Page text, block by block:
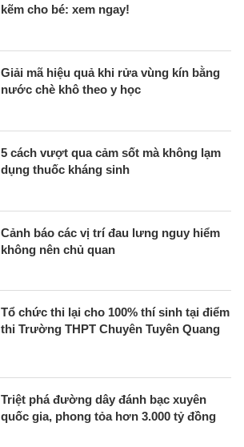
kẽm cho bé: xem ngay!
Giải mã hiệu quả khi rửa vùng kín bằng
nước chè khô theo y học
5 cách vượt qua cảm sốt mà không lạm
dụng thuốc kháng sinh
Cảnh báo các vị trí đau lưng nguy hiểm
không nên chủ quan
Tổ chức thi lại cho 100% thí sinh tại điểm
thi Trường THPT Chuyên Tuyên Quang
Triệt phá đường dây đánh bạc xuyên
quốc gia, phong tỏa hơn 3.000 tỷ đồng